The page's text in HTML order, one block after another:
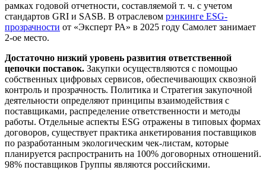
рамках годовой отчетности, составляемой т. ч. с учетом
стандартов GRI и SASB. В отраслевом рэнкинге ESG-
прозрачности от «Эксперт РА» в 2025 году Самолет занимает
2-ое место.
Достаточно низкий уровень развития ответственной
цепочки поставок. Закупки осуществляются с помощью
собственных цифровых сервисов, обеспечивающих сквозной
контроль и прозрачность. Политика и Стратегия закупочной
деятельности определяют принципы взаимодействия с
поставщиками, распределение ответственности и методы
работы. Отдельные аспекты ESG отражены в типовых формах
договоров, существует практика анкетирования поставщиков
по разработанным экологическим чек-листам, которые
планируется распространить на 100% договорных отношений.
98% поставщиков Группы являются российскими.